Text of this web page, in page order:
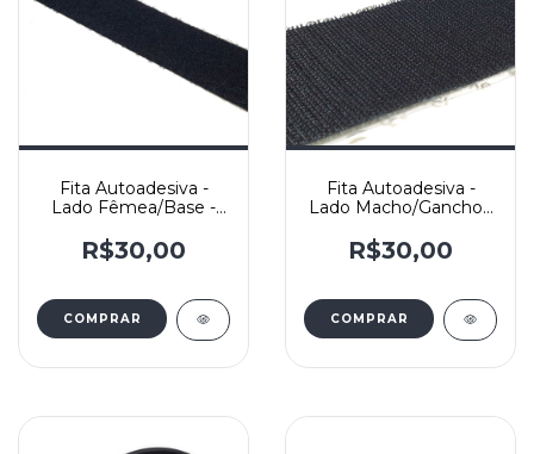
Fita Autoadesiva -
Lado Fêmea/Base -
R$30,00
COMPRAR
Fita Autoadesiva -
Lado Macho/Gancho -
R$30,00
COMPRAR